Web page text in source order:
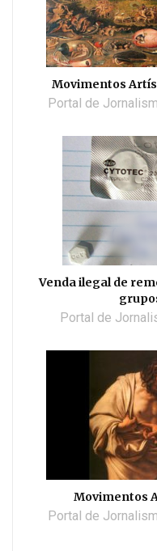
Movimentos
Portal de
Venda ilegal de
Portal de
Movimentos
Portal de